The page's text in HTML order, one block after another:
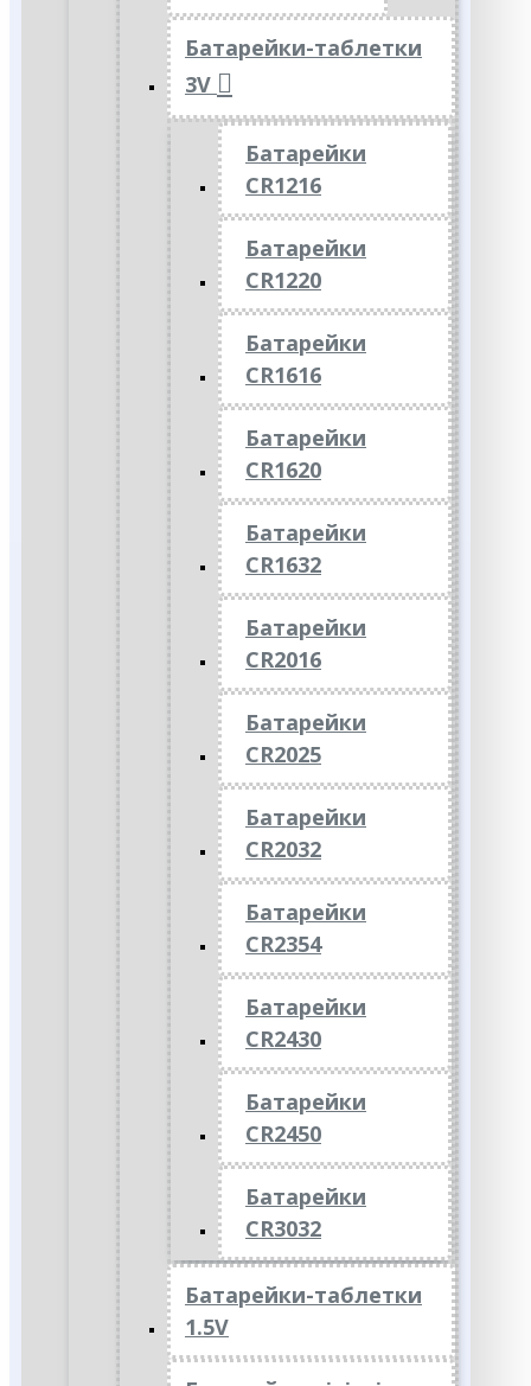
Батарейки-таблетки
3V
Батарейки
CR1216
Батарейки
CR1220
Батарейки
CR1616
Батарейки
CR1620
Батарейки
CR1632
Батарейки
CR2016
Батарейки
CR2025
Батарейки
CR2032
Батарейки
CR2354
Батарейки
CR2430
Батарейки
CR2450
Батарейки
CR3032
Батарейки-таблетки
1.5V